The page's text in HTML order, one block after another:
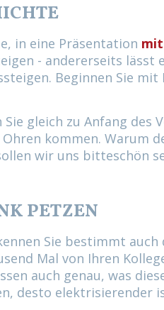
in eine Präsentation
- andererseits
Beginnen Sie
Sie gleich zu Anfang
kommen. Warum
wir uns bitteschön
PETZEN
Sie bestimmt
Mal von Ihren
auch genau, was
desto elektrisierender